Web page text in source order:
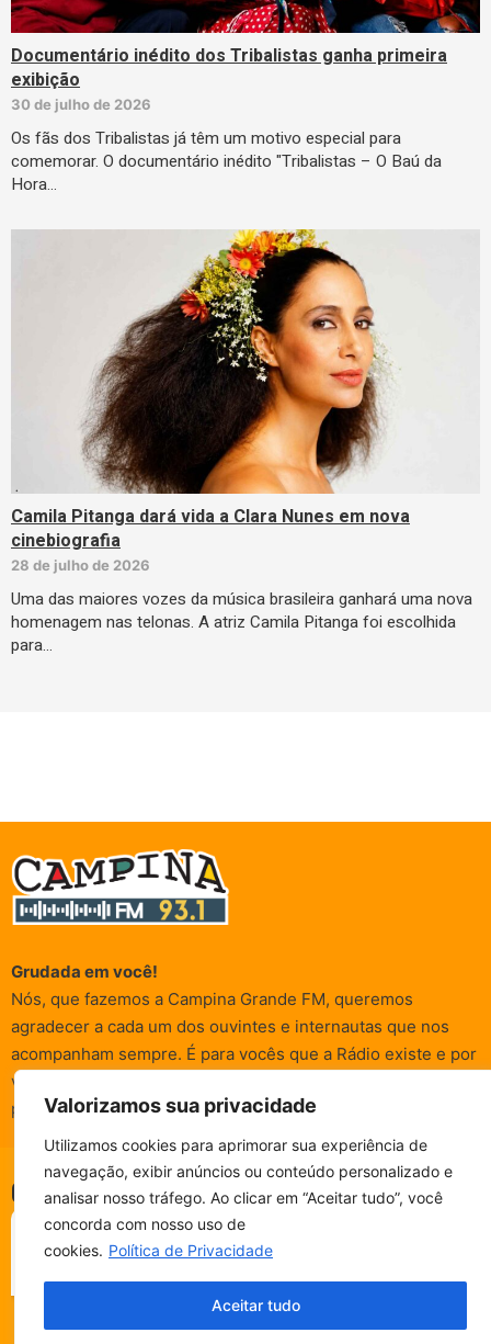
Valorizamos sua privacidade
Utilizamos cookies para aprimorar sua experiência de
navegação, exibir anúncios ou conteúdo personalizado e
analisar nosso tráfego. Ao clicar em “Aceitar tudo”, você
concorda com nosso uso de
cookies. Política de Privacidade
Aceitar tudo
CAMPINA FM - AO VIVO
ESCUTE SEM PARAR!
Documentário inédito dos Tribalistas ganha primeira
exibição
30 de julho de 2026
Os fãs dos Tribalistas já têm um motivo especial para
comemorar. O documentário inédito "Tribalistas – O Baú da
Hora…
Camila Pitanga dará vida a Clara Nunes em nova
cinebiografia
28 de julho de 2026
Uma das maiores vozes da música brasileira ganhará uma nova
homenagem nas telonas. A atriz Camila Pitanga foi escolhida
para…
Grudada em você!
Nós, que fazemos a Campina Grande FM, queremos
agradecer a cada um dos ouvintes e internautas que nos
acompanham sempre. É para vocês que a Rádio existe e por
vocês que as informações (informativas, de entretenimento,
promocionais e de conscientização) são realizadas.
© Campina FM 1978 – 2026. Termos de Uso | Política de
Privacidade
Desenvolvido pela
rox Publicidade
Fala, ouvinte!